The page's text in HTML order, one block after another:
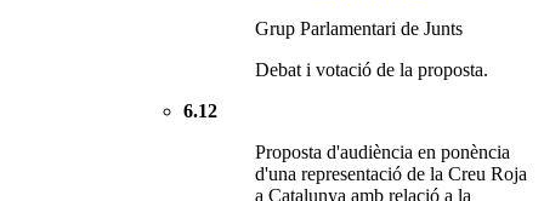
Grup Parlamentari de Junts
Debat i votació de la proposta.
6.12
Proposta d'audiència en ponència
d'una representació de la Creu Roja
a Catalunya amb relació a la